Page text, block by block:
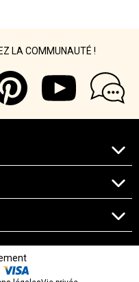
LA COMMUNAUTÉ !